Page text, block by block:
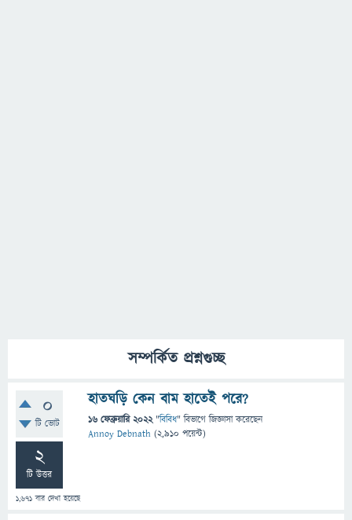
সম্পর্কিত প্রশ্নগুচ্ছ
0
টি ভোট
2
টি উত্তর
1,671 বার দেখা হয়েছে
হাতঘড়ি কেন বাম হাতেই পরে?
16 ফেব্রুয়ারি 2022 "বিবিধ" বিভাগে জিজ্ঞাসাকরেছেন
Annoy Debnath (2,910 পয়েন্ট)